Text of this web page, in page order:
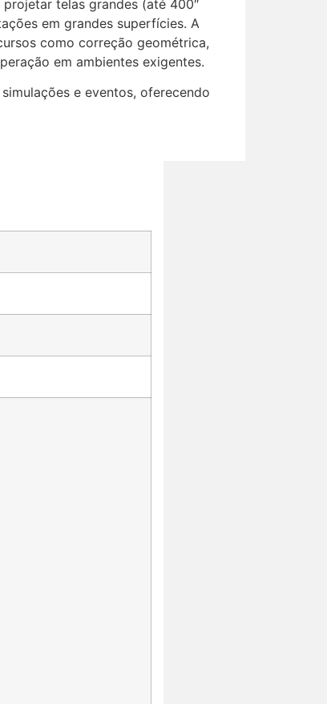
telas grandes (até 400″
em grandes superfícies. A
como correção geométrica,
em ambientes exigentes.
e eventos, oferecendo